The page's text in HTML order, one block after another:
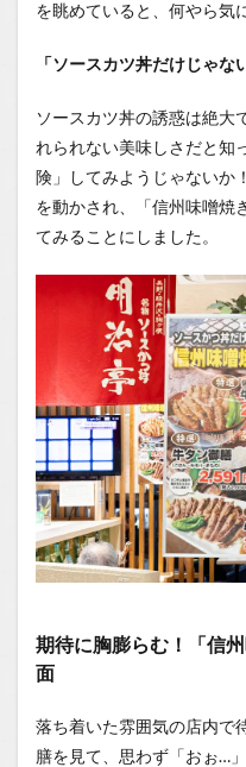
You
1.2.1
はいし
ゃの食
べ歩き
You
Tubeチ
ル
を眺めていると、何やら気
「ソースカツ丼だけじゃな
ソースカツ丼の誘惑は絶大
れられない美味しさだと知
険」してみようじゃないか
を動かされ、「信州味噌焼
てみることにしました。
期待に胸膨らむ！「信
面
落ち着いた雰囲気の店内で
膳を見て、思わず「おぉ…